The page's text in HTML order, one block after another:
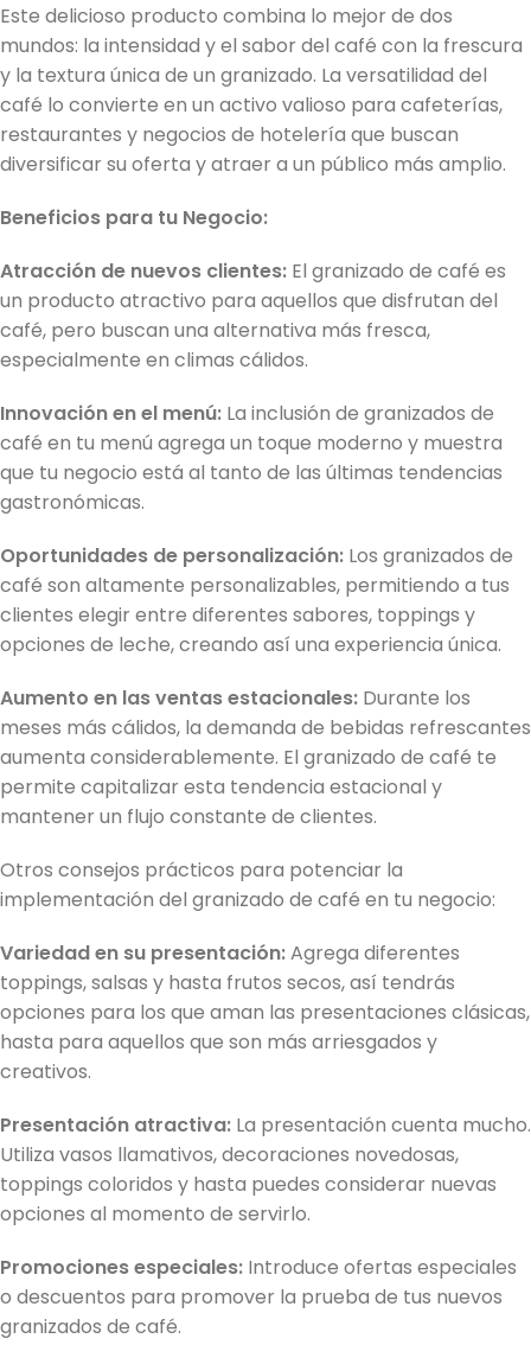
Este delicioso producto combina lo mejor de dos
mundos: la intensidad y el sabor del café con la frescura
y la textura única de un granizado. La versatilidad del
café lo convierte en un activo valioso para cafeterías,
restaurantes y negocios de hotelería que buscan
diversificar su oferta y atraer a un público más amplio.
Beneficios para tu Negocio:
Atracción de nuevos clientes: El granizado de café es
un producto atractivo para aquellos que disfrutan del
café, pero buscan una alternativa más fresca,
especialmente en climas cálidos.
Innovación en el menú: La inclusión de granizados de
café en tu menú agrega un toque moderno y muestra
que tu negocio está al tanto de las últimas tendencias
gastronómicas.
Oportunidades de personalización: Los granizados de
café son altamente personalizables, permitiendo a tus
clientes elegir entre diferentes sabores, toppings y
opciones de leche, creando así una experiencia única.
Aumento en las ventas estacionales: Durante los
meses más cálidos, la demanda de bebidas refrescantes
aumenta considerablemente. El granizado de café te
permite capitalizar esta tendencia estacional y
mantener un flujo constante de clientes.
Otros consejos prácticos para potenciar la
implementación del granizado de café en tu negocio:
Variedad en su presentación:Agrega diferentes
toppings, salsas y hasta frutos secos, así tendrás
opciones para los que aman las presentaciones clásicas,
hasta para aquellos que son más arriesgados y
creativos.
Presentación atractiva: La presentación cuenta mucho.
Utiliza vasos llamativos, decoraciones novedosas,
toppings coloridos y hasta puedes considerar nuevas
opciones al momento de servirlo.
Promociones especiales: Introduce ofertas especiales
o descuentos para promover la prueba de tus nuevos
granizados de café.